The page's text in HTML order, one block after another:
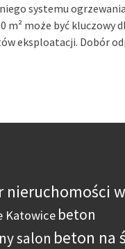
systemu
m² może być kluczowy
eksploatacji. Dobór
Katowice beton
salon beton na